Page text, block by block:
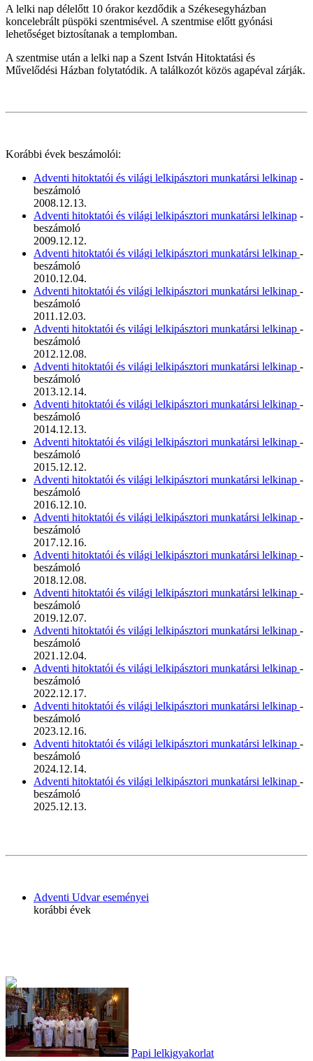
A lelki nap délelőtt 10 órakor kezdődik a Székesegyházban
koncelebrált püspöki szentmisével. A szentmise előtt gyónási
lehetőséget biztosítanak a templomban.
A szentmise után a lelki nap a Szent István Hitoktatási és
Művelődési Házban folytatódik. A találkozót közös agapéval zárják.
Korábbi évek beszámolói:
Adventi hitoktatói és világi lelkipásztori munkatársi lelkinap -
beszámoló
2008.12.13.
Adventi hitoktatói és világi lelkipásztori munkatársi lelkinap -
beszámoló
2009.12.12.
Adventi hitoktatói és világi lelkipásztori munkatársi lelkinap -
beszámoló
2010.12.04.
Adventi hitoktatói és világi lelkipásztori munkatársi lelkinap -
beszámoló
2011.12.03.
Adventi hitoktatói és világi lelkipásztori munkatársi lelkinap -
beszámoló
2012.12.08.
Adventi hitoktatói és világi lelkipásztori munkatársi lelkinap -
beszámoló
2013.12.14.
Adventi hitoktatói és világi lelkipásztori munkatársi lelkinap -
beszámoló
2014.12.13.
Adventi hitoktatói és világi lelkipásztori munkatársi lelkinap -
beszámoló
2015.12.12.
Adventi hitoktatói és világi lelkipásztori munkatársi lelkinap -
beszámoló
2016.12.10.
Adventi hitoktatói és világi lelkipásztori munkatársi lelkinap -
beszámoló
2017.12.16.
Adventi hitoktatói és világi lelkipásztori munkatársi lelkinap -
beszámoló
2018.12.08.
Adventi hitoktatói és világi lelkipásztori munkatársi lelkinap -
beszámoló
2019.12.07.
Adventi hitoktatói és világi lelkipásztori munkatársi lelkinap -
beszámoló
2021.12.04.
Adventi hitoktatói és világi lelkipásztori munkatársi lelkinap -
beszámoló
2022.12.17.
Adventi hitoktatói és világi lelkipásztori munkatársi lelkinap -
beszámoló
2023.12.16.
Adventi hitoktatói és világi lelkipásztori munkatársi lelkinap -
beszámoló
2024.12.14.
Adventi hitoktatói és világi lelkipásztori munkatársi lelkinap -
beszámoló
2025.12.13.
Adventi Udvar eseményei
korábbi évek
Papi lelkigyakorlat